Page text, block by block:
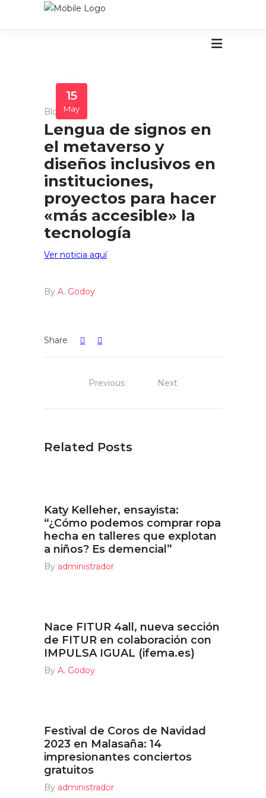
15
May
Blog
Lengua de signos en
el metaverso y
diseños inclusivos en
instituciones,
proyectos para hacer
«más accesible» la
tecnología
Ver noticia aquí
By A. Godoy
Share
Previous Next
Related Posts
Katy Kelleher, ensayista:
“¿Cómo podemos comprar ropa
hecha en talleres que explotan
a niños? Es demencial”
By administrador
Nace FITUR 4all, nueva sección
de FITUR en colaboración con
IMPULSA IGUAL (ifema.es)
By A. Godoy
Festival de Coros de Navidad
2023 en Malasaña: 14
impresionantes conciertos
gratuitos
By administrador